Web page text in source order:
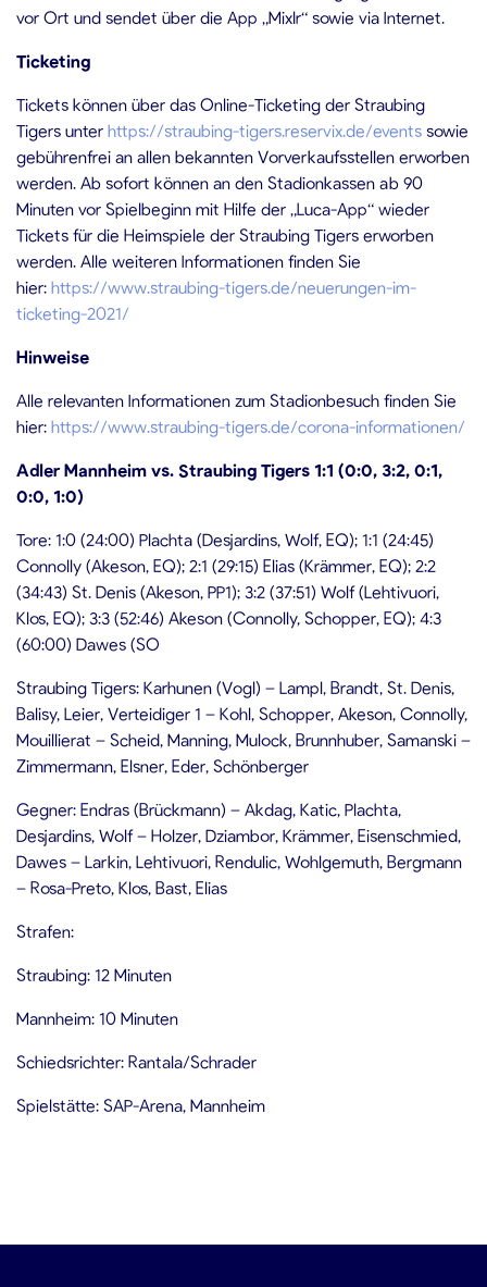
vor Ort und sendet über die App „Mixlr“ sowie via Internet.
Ticketing
Tickets können über das Online-Ticketing der Straubing
Tigers unter https://straubing-tigers.reservix.de/events sowie
gebührenfrei an allen bekannten Vorverkaufsstellen erworben
werden. Ab sofort können an den Stadionkassen ab 90
Minuten vor Spielbeginn mit Hilfe der „Luca-App“ wieder
Tickets für die Heimspiele der Straubing Tigers erworben
werden. Alle weiteren Informationen finden Sie
hier: https://www.straubing-tigers.de/neuerungen-im-
ticketing-2021/
Hinweise
Alle relevanten Informationen zum Stadionbesuch finden Sie
hier: https://www.straubing-tigers.de/corona-informationen/
Adler Mannheim vs. Straubing Tigers 1:1 (0:0, 3:2, 0:1,
0:0, 1:0)
Tore: 1:0 (24:00) Plachta (Desjardins, Wolf, EQ); 1:1 (24:45)
Connolly (Akeson, EQ); 2:1 (29:15) Elias (Krämmer, EQ); 2:2
(34:43) St. Denis (Akeson, PP1); 3:2 (37:51) Wolf (Lehtivuori,
Klos, EQ); 3:3 (52:46) Akeson (Connolly, Schopper, EQ); 4:3
(60:00) Dawes (SO
Straubing Tigers: Karhunen (Vogl) – Lampl, Brandt, St. Denis,
Balisy, Leier, Verteidiger 1 – Kohl, Schopper, Akeson, Connolly,
Mouillierat – Scheid, Manning, Mulock, Brunnhuber, Samanski –
Zimmermann, Elsner, Eder, Schönberger
Gegner: Endras (Brückmann) – Akdag, Katic, Plachta,
Desjardins, Wolf – Holzer, Dziambor, Krämmer, Eisenschmied,
Dawes – Larkin, Lehtivuori, Rendulic, Wohlgemuth, Bergmann
– Rosa-Preto, Klos, Bast, Elias
Strafen:
Straubing: 12 Minuten
Mannheim: 10 Minuten
Schiedsrichter: Rantala/Schrader
Spielstätte: SAP-Arena, Mannheim